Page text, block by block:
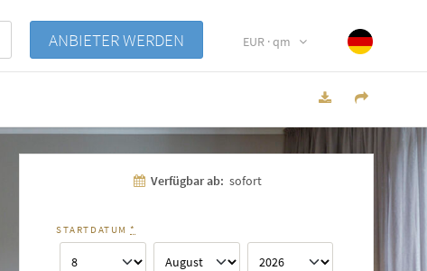
ANBIETER WERDEN EUR · qm
Verfügbar ab: sofort
STARTDATUM*